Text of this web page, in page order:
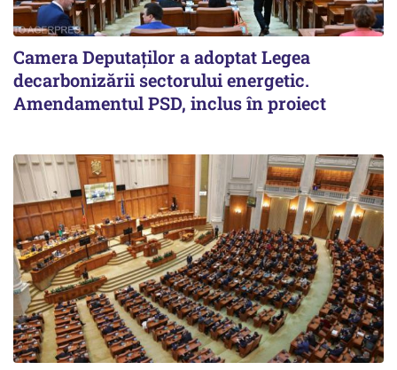
Camera Deputaților a adoptat Legea
decarbonizării sectorului energetic.
Amendamentul PSD, inclus în proiect